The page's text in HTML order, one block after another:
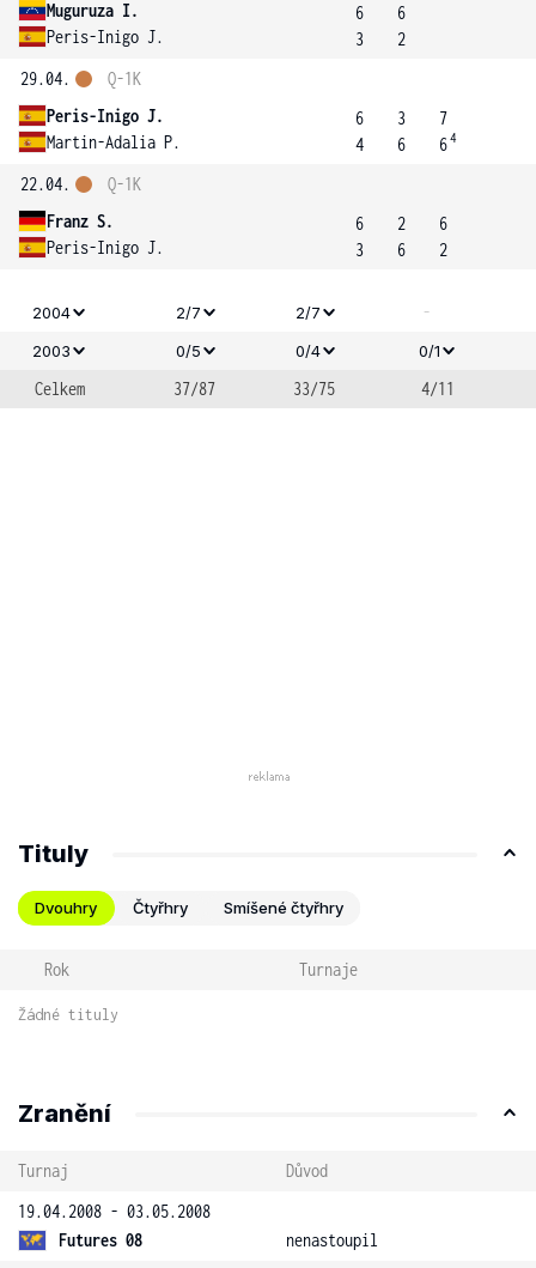
Muguruza I.
Peris-Inigo J.
6
3
6
2
29.04.
Peris-Inigo J.
Martin-Adalia P.
Q-1K
6
4
3
6
7
64
22.04.
Franz S.
Peris-Inigo J.
Q-1K
6
3
2
6
6
2
2004 2/7 2/7 -
2003 0/5 0/4 0/1
Celkem 37/87 33/75 4/11
Tituly
Dvouhry Čtyřhry Smíšené čtyřhry
Rok Turnaje
Žádné tituly
Zranění
Turnaj
Důvod
19.04.2008 - 03.05.2008
Futures 08
nenastoupil